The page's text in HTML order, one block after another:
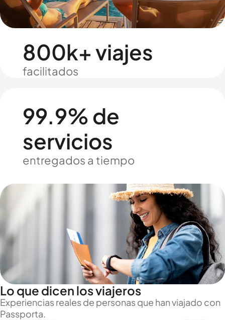
800k+ viajes
facilitados
99.9% de
servicios
entregados a tiempo
Lo que dicen los viajeros
Experiencias reales de personas que han viajado con
Passporta.